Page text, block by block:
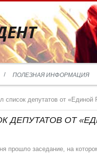
ПОЛЕЗНАЯ ИНФОРМАЦИЯ
депутатов от «Единой
ДЕПУТАТОВ ОТ
прошло заседание, на